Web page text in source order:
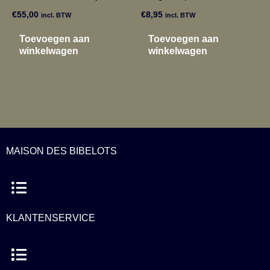
€55,00 incl. BTW
Toevoegen aan
winkelwagen
€8,95 incl. BTW
Toevoegen aan
winkelwagen
MAISON DES BIBELOTS
Menu
KLANTENSERVICE
Menu